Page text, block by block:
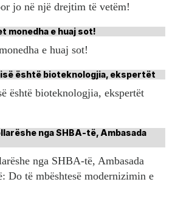
jo në një drejtim të vetëm!
e huaj sot!
është bioteknologjia, ekspertët
nga SHBA-të, Ambasada
Do të mbështesë modernizimin e